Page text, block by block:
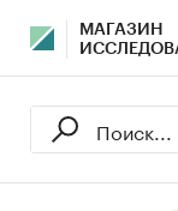
МАГАЗИН